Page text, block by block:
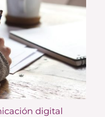
digital